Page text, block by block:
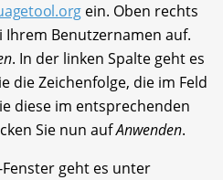
ein. Oben rechts
Ihrem Benutzernamen auf.
. In der linken Spalte geht es
die Zeichenfolge, die im Feld
diese im entsprechenden
Sie nun aufAnwenden.
Fenster geht es unter